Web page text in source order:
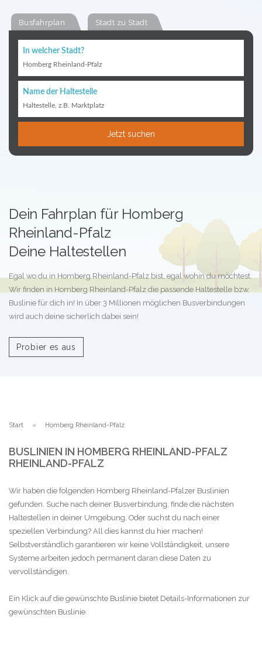
Busfahrplan Stadt zu Stadt
In welcher Stadt?
Homberg Rheinland-Pfalz
Name der Haltestelle
Haltestelle, z.B. Marktplatz
Jetzt suchen
Dein Fahrplan für Homberg
Rheinland-Pfalz
Deine Haltestellen
Egal wo du in Homberg Rheinland-Pfalz bist, egal wohin du möchtest.
Wir finden in Homberg Rheinland-Pfalz die passende Haltestelle bzw.
Buslinie für dich in! In über 3 Millionen möglichen Busverbindungen
wird auch deine sicherlich dabei sein!
Probier es aus
Start Homberg Rheinland-Pfalz
BUSLINIEN IN HOMBERG RHEINLAND-PFALZ
RHEINLAND-PFALZ
Wir haben die folgenden Homberg Rheinland-Pfalzer Buslinien
gefunden. Suche nach deiner Busverbindung, finde die nächsten
Haltestellen in deiner Umgebung. Oder suchst du nach einer
speziellen Verbindung? All dies kannst du hier machen!
Selbstverständlich garantieren wir keine Vollständigkeit, unsere
Systeme arbeiten jedoch permanent daran diese Daten zu
vervollständigen.
Ein Klick auf die gewünschte Buslinie bietet Details-Informationen zur
gewünschten Buslinie.